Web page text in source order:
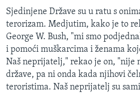
Idi
na
pretragu
SJEDINJENE AMERIČKE DRŽAVE
BOSNA I HERCEGOVINA
SVIJET
NAUKA I TEHNOLOGIJA
SPECIJALNI PROJEKTI
KORUPCIJA
SLOBODA MEDIJA
ŽENSKA STRANA
Sjedinjene Države su u ratu s
terorizam. Medjutim, kako je to
George W. Bush, "mi smo
i pomoći muškarcima i ženama
Naš neprijatelj," rekao je on, "nije
države, pa ni onda kada njihovi
teroristima. Naš neprijatelj su